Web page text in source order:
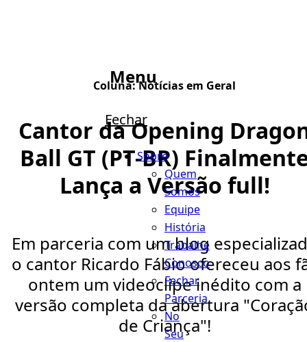
Menu
Fechar
Sobre
Quem
Somos
Equipe
História
Trabalhe
Conosco
Fechar
Parceria
No
Seu
Coluna:Notícias em Geral
Cantor da Opening
Ball GT (PT-BR)
Lança a Versão full!
Em parceria com um blog
o cantor Ricardo Fábio ofereceu aos
ontem um videoclipe inédito com a
versão completa da abertura
de Criança"!